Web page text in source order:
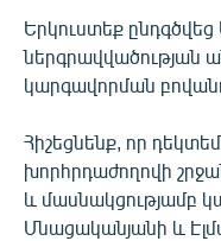
Երկուստեք
ներգրավվածության
կարգավորման
Հիշեցնենք, որ
խորհրդաժողովի
և մասնակցությամբ
Մնացականյանի և